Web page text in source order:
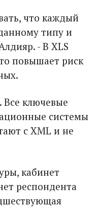
что каждый
типу и
- В XLS
повышает риск
Все ключевые
системы
с XML и не
кабинет
респондента